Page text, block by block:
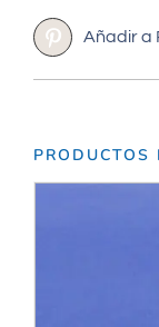
Añadir a
PRODUCTOS